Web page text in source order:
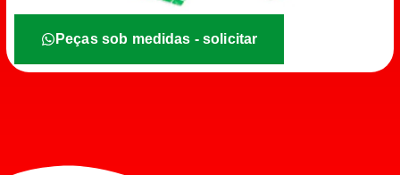
Peças sob medidas - solicitar